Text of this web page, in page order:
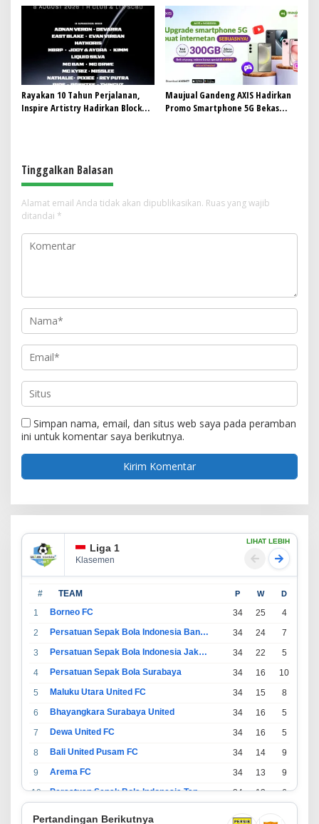
Jadi Mahasiswa Angkatan
Pertama Magister ITSI
Impian
Rayakan 10 Tahun Perjalanan,
Inspire Artistry Hadirkan Block
Maujual Gandeng AXIS Hadirkan
Promo Smartphone 5G Bekas
Tinggalkan Balasan
Alamat email Anda tidak akan dipublikasikan. Ruas yang wajib
ditandai *
Simpan nama, email, dan situs web saya pada peramban
ini untuk komentar saya berikutnya.
Liga 1
Klasemen
LIHAT LEBIH
# TEAM P W D
1 Borneo FC 34 25 4
2
Persatuan Sepak Bola Indonesia Bandung 34 24 7
3
Persatuan Sepak Bola Indonesia Jakarta 34 22 5
4
Persatuan Sepak Bola Surabaya 34 16 10
5
Maluku Utara United FC 34 15 8
6
Bhayangkara Surabaya United 34 16 5
7
Dewa United FC 34 16 5
8
Bali United Pusam FC 34 14 9
9
Arema FC 34 13 9
10
Persatuan Sepak Bola Indonesia Tangerang 34 13 6
Pertandingan Berikutnya